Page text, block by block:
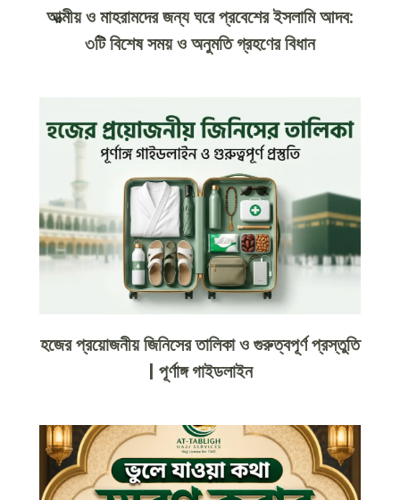
আত্মীয় ও মাহরামদের জন্য ঘরে প্রবেশের ইসলামি আদব:
৩টি বিশেষ সময় ও অনুমতি গ্রহণের বিধান
হজের প্রয়োজনীয় জিনিসের তালিকা ও গুরুত্বপূর্ণ প্রস্তুতি
| পূর্ণাঙ্গ গাইডলাইন